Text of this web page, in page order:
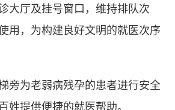
大厅及挂号窗口，维持排队次
用，为构建良好文明的就医次序
旁为老弱病残孕的患者进行安全
姓提供便捷的就医帮助。